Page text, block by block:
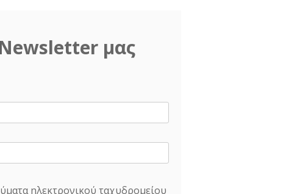
μας
ηλεκτρονικού ταχυδρομείου